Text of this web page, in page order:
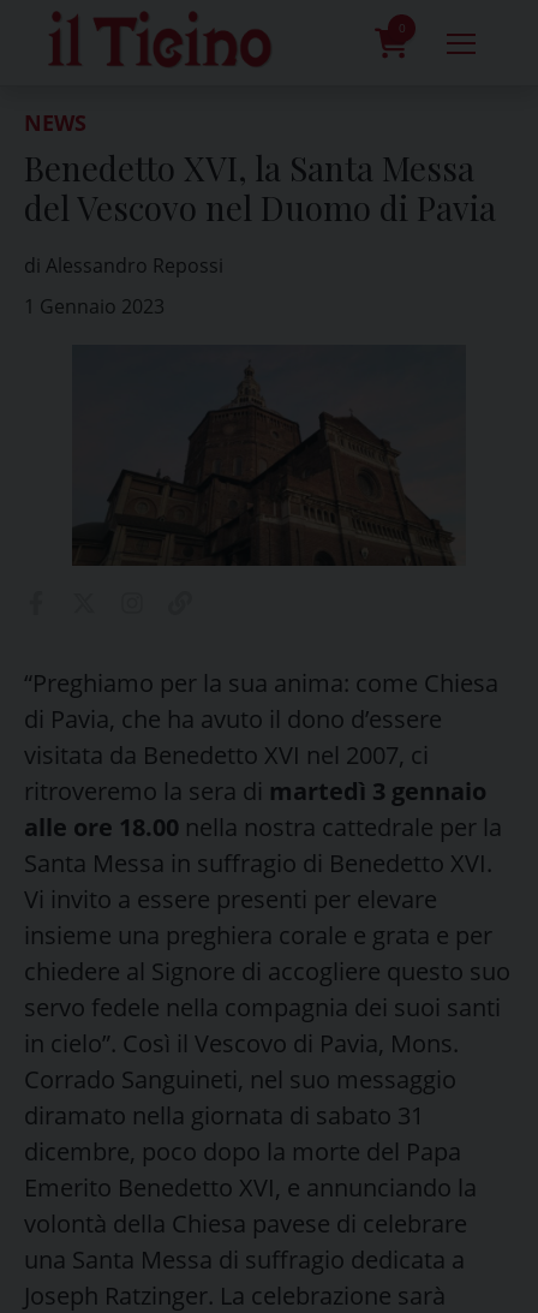
content
0
NEWS
Benedetto XVI, la Santa Messa
del Vescovo nel Duomo di Pavia
di Alessandro Repossi
1 Gennaio 2023
“Preghiamo per la sua anima: come Chiesa
di Pavia, che ha avuto il dono d’essere
visitata da Benedetto XVI nel 2007, ci
ritroveremo la sera di martedì 3 gennaio
alle ore 18.00 nella nostra cattedrale per la
Santa Messa in suffragio di Benedetto XVI.
Vi invito a essere presenti per elevare
insieme una preghiera corale e grata e per
chiedere al Signore di accogliere questo suo
servo fedele nella compagnia dei suoi santi
in cielo”. Così il Vescovo di Pavia, Mons.
Corrado Sanguineti, nel suo messaggio
diramato nella giornata di sabato 31
dicembre, poco dopo la morte del Papa
Emerito Benedetto XVI, e annunciando la
volontà della Chiesa pavese di celebrare
una Santa Messa di suffragio dedicata a
Joseph Ratzinger. La celebrazione sarà